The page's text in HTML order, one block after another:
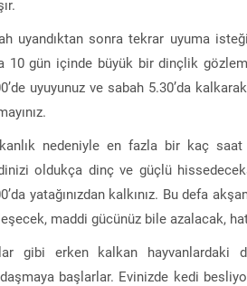
uyandıktan sonra tekrar uyuma
10 gün içinde büyük bir dinçlik
uyuyunuz ve sabah 5.30’da
nedeniyle en fazla bir kaç
oldukça dinç ve güçlü
yatağınızdan kalkınız. Bu defa
maddi gücünüz bile azalacak,
gibi erken kalkan hayvanlardaki
başlarlar. Evinizde kedi